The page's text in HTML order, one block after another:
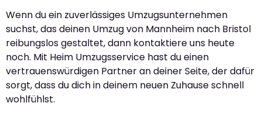
Wenn du ein zuverlässiges Umzugsunternehmen
suchst, das deinen Umzug von Mannheim nach Bristol
reibungslos gestaltet, dann kontaktiere uns heute
noch. Mit Heim Umzugsservice hast du einen
vertrauenswürdigen Partner an deiner Seite, der dafür
sorgt, dass du dich in deinem neuen Zuhause schnell
wohlfühlst.